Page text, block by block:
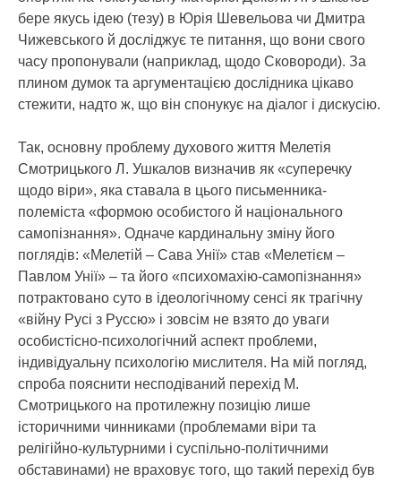
бере якусь ідею (тезу) в Юрія Шевельова чи Дмитра
Чижевського й досліджує те питання, що вони свого
часу пропонували (наприклад, щодо Сковороди). За
плином думок та аргументацією дослідника цікаво
стежити, надто ж, що він спонукує на діалог і дискусію.
Так, основну проблему духового життя Мелетія
Смотрицького Л. Ушкалов визначив як «суперечку
щодо віри», яка ставала в цього письменника-
полеміста «формою особистого й національного
самопізнання». Одначе кардинальну зміну його
поглядів: «Мелетій – Сава Унії» став «Мелетієм –
Павлом Унії» – та його «психомахію-самопізнання»
потрактовано суто в ідеологічному сенсі як трагічну
«війну Русі з Руссю» і зовсім не взято до уваги
особистісно-психологічний аспект проблеми,
індивідуальну психологію мислителя. На мій погляд,
спроба пояснити несподіваний перехід М.
Смотрицького на протилежну позицію лише
історичними чинниками (проблемами віри та
релігійно-культурними і суспільно-політичними
обставинами) не враховує того, що такий перехід був